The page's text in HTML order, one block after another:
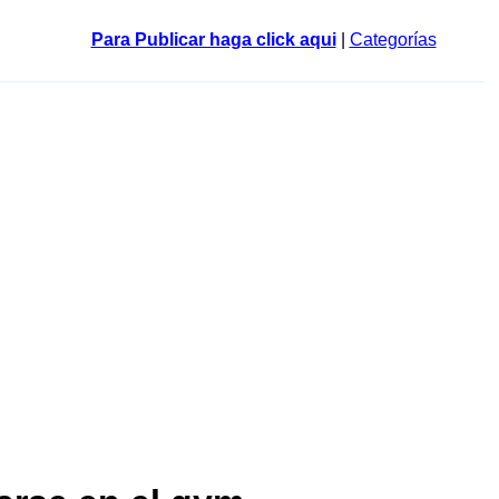
Para Publicar haga click aqui| Categorías